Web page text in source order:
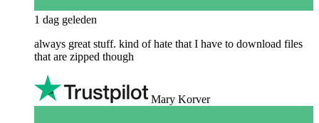
1 dag geleden
always great stuff. kind of hate that I have to download files
that are zipped though
Mary Korver